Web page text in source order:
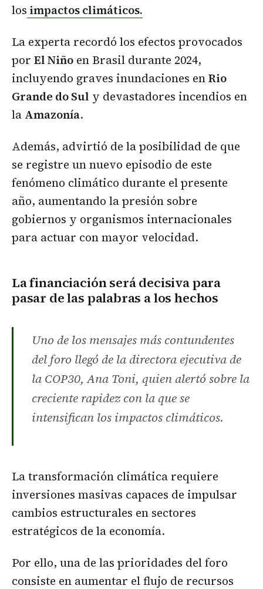
los impactos climáticos.
La experta recordó los efectos provocados
por El Niño en Brasil durante 2024,
incluyendo graves inundaciones enRio
Grande do Sul y devastadores incendios en
la Amazonía.
Además, advirtió de la posibilidad de que
se registre un nuevo episodio de este
fenómeno climático durante el presente
año, aumentando la presión sobre
gobiernos y organismos internacionales
para actuar con mayor velocidad.
La financiación será decisiva para
pasar de las palabras a los hechos
Uno de los mensajes más contundentes
del foro llegó de la directora ejecutiva de
la COP30, Ana Toni, quien alertó sobre la
creciente rapidez con la que se
intensifican los impactos climáticos.
La transformación climática requiere
inversiones masivas capaces de impulsar
cambios estructurales en sectores
estratégicos de la economía.
Por ello, una de las prioridades del foro
consiste en aumentar el flujo de recursos